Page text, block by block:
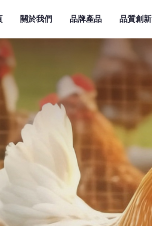
關於我們 品牌產品 品質創新